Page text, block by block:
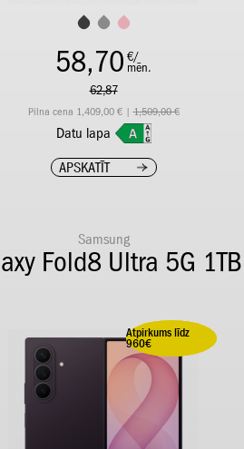
58,70 €/
mēn.
62,87
Pilna cena 1,409,00 € |1,509,00 €
Datu lapa
APSKATĪT
Samsung
Fold8 Ultra 5G 1TB
Ietaupi 100,00 €
Atpirkums līdz
960€